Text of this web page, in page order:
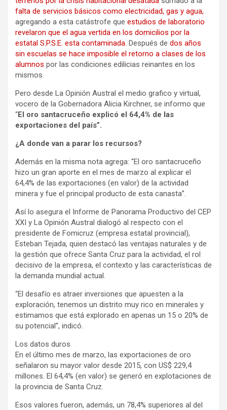
falta de servicios básicos como electricidad, gas y agua,
agregando a esta catástrofe que estudios de laboratorio
revelaron que el agua vertida en los domicilios por la
estatal S.P.S.E. esta contaminada. Después de dos años
sin escuelas se hace imposible el retorno a clases de los
alumnos por las condiciones edilicias reinantes en los
mismos.
Pero desde La Opinión Austral el medio grafico y virtual,
vocero de la Gobernadora Alicia Kirchner, se informo que
“El oro santacruceño explicó el 64,4% de las
exportaciones del país”.
¿A donde van a parar los recursos?
Además en la misma nota agrega: “El oro santacruceño
hizo un gran aporte en el mes de marzo al explicar el
64,4% de las exportaciones (en valor) de la actividad
minera y fue el principal producto de esta canasta”.
Así lo asegura el Informe de Panorama Productivo del CEP
XXI y La Opinión Austral dialogó al respecto con el
presidente de Fomicruz (empresa estatal provincial),
Esteban Tejada, quien destacó las ventajas naturales y de
la gestión que ofrece Santa Cruz para la actividad, el rol
decisivo de la empresa, el contexto y las características de
la demanda mundial actual.
“El desafío es atraer inversiones que apuesten a la
exploración, tenemos un distrito muy rico en minerales y
estimamos que está explorado en apenas un 15 o 20% de
su potencial”, indicó.
Los datos duros
En el último mes de marzo, las exportaciones de oro
señalaron su mayor valor desde 2015, con US$ 229,4
millones. El 64,4% (en valor) se generó en explotaciones de
la provincia de Santa Cruz.
Esos valores fueron, además, un 78,4% superiores al del